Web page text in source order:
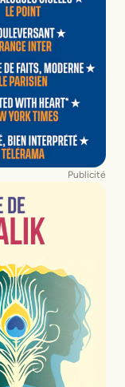
Publicité